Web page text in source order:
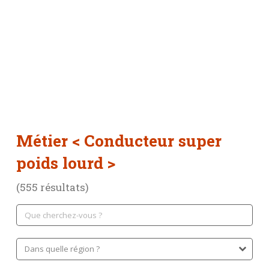
Métier < Conducteur super
poids lourd >
(555 résultats)